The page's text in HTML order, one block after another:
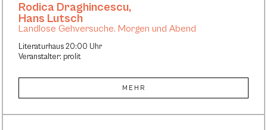
Literaturhaus 20:00 Uhr
Veranstalter: prolit
Rodica Draghincescu,
Hans Lutsch
Landlose Gehversuche. Morgen und Abend
MEHR